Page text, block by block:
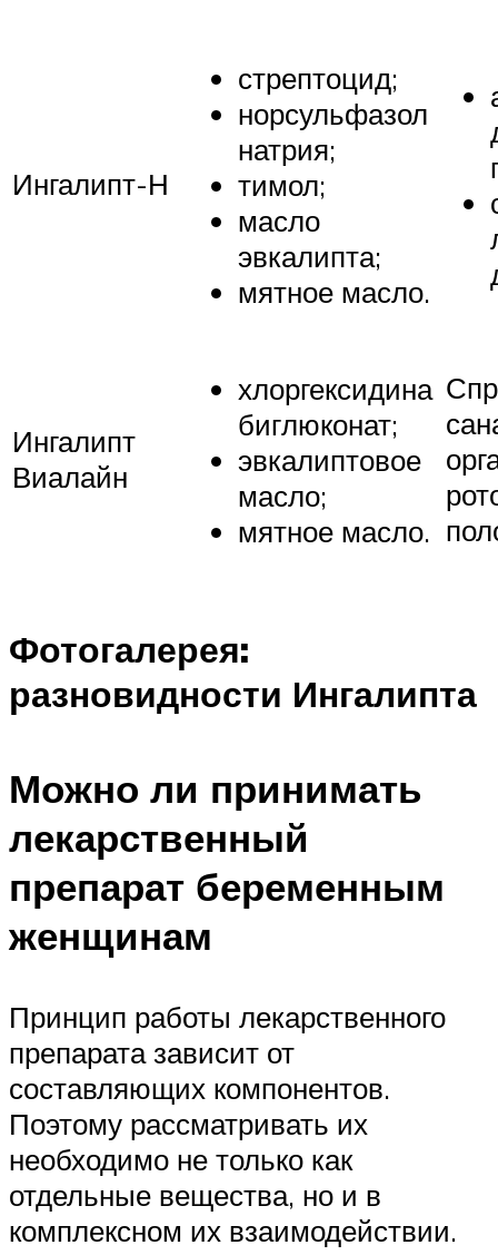
Ингалипт-Н
стрептоцид;
норсульфазол
натрия;
тимол;
масло
эвкалипта;
мятное масло.
Ингалипт
Виалайн
хлор­гек­си­дина
биг­лю­ко­нат;
эвкалиптовое
мас­ло;
мятное масло.
Фотогалерея:
разновидности Ингалипта
Можно ли принимать
лекарственный
препарат беременным
женщинам
Принцип работы лекарственного
препарата зависит от
составляющих компонентов.
Поэтому рассматривать их
необходимо не только как
отдельные вещества, но и в
комплексном их взаимодействии.